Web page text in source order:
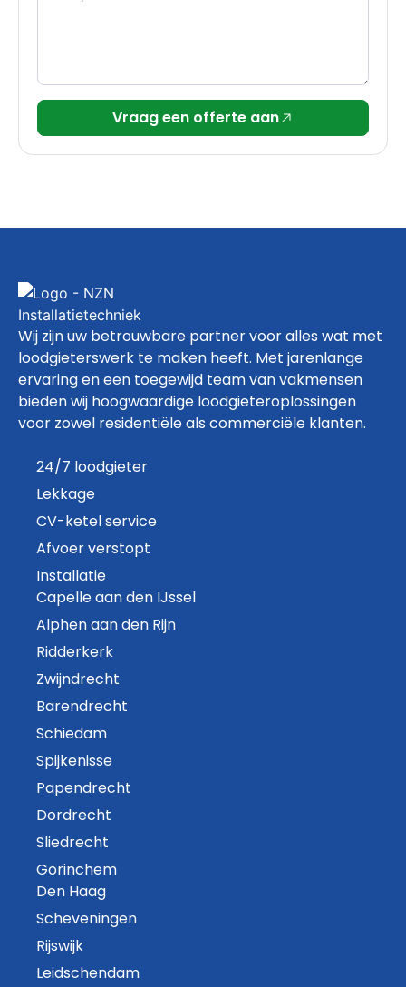
Vraag een offerte aan
Wij zijn uw betrouwbare partner voor alles wat met
loodgieterswerk te maken heeft. Met jarenlange
ervaring en een toegewijd team van vakmensen
bieden wij hoogwaardige loodgieteroplossingen
voor zowel residentiële als commerciële klanten.
24/7 loodgieter
Lekkage
CV-ketel service
Afvoer verstopt
Installatie
Capelle aan den IJssel
Alphen aan den Rijn
Ridderkerk
Zwijndrecht
Barendrecht
Schiedam
Spijkenisse
Papendrecht
Dordrecht
Sliedrecht
Gorinchem
Den Haag
Scheveningen
Rijswijk
Leidschendam